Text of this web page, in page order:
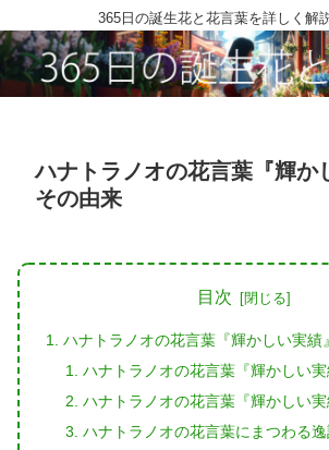
365日の誕生花と花言葉を詳しく解
ハナトラノオの花言葉『輝か
その由来
目次
ハナトラノオの花言葉『輝かしい実績
ハナトラノオの花言葉『輝かしい
ハナトラノオの花言葉『輝かしい
ハナトラノオの花言葉にまつわる